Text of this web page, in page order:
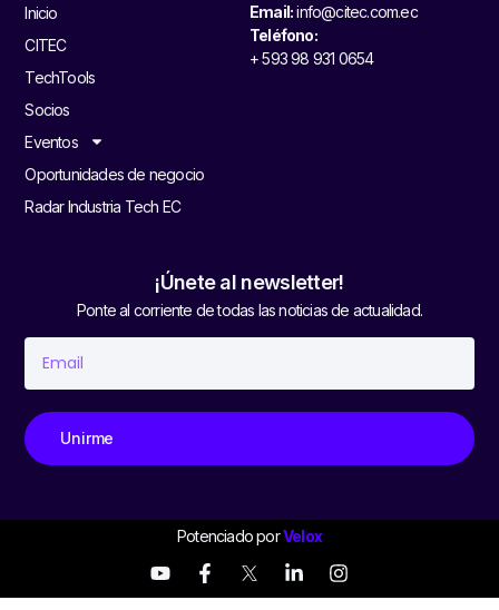
Inicio
CITEC
TechTools
Socios
Eventos
Oportunidades de negocio
Radar Industria Tech EC
Email:info@citec.com.ec
Teléfono:
+ 593 98 931 0654
¡Únete al newsletter!
Ponte al corriente de todas las noticias de actualidad.
Unirme
Potenciado porVelox